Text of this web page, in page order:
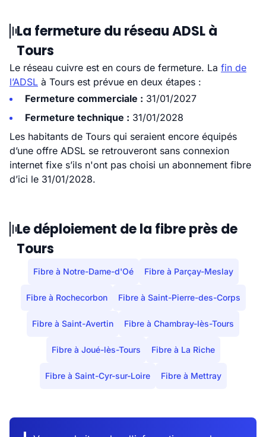
La fermeture du réseau ADSL à
Tours
Le réseau cuivre est en cours de fermeture. La fin de
l’ADSL à Tours est prévue en deux étapes :
Fermeture commerciale : 31/01/2027
Fermeture technique : 31/01/2028
Les habitants de Tours qui seraient encore équipés
d’une offre ADSL se retrouveront sans connexion
internet fixe s’ils n'ont pas choisi un abonnement fibre
d’ici le 31/01/2028.
Le déploiement de la fibre près de
Tours
Fibre à Notre-Dame-d'Oé Fibre à Parçay-Meslay
Fibre à Rochecorbon Fibre à Saint-Pierre-des-Corps
Fibre à Saint-Avertin Fibre à Chambray-lès-Tours
Fibre à Joué-lès-Tours Fibre à La Riche
Fibre à Saint-Cyr-sur-Loire Fibre à Mettray